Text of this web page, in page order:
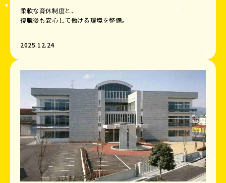
柔軟な育休制度と、
復職後も安心して働ける環境を整備。
2025.12.24